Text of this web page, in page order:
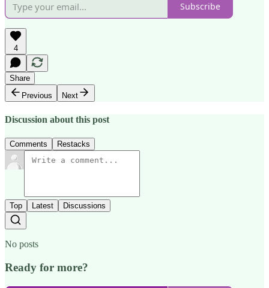
Subscribe
4
Share
Previous
Next
Discussion about this post
Comments Restacks
Top Latest Discussions
No posts
Ready for more?